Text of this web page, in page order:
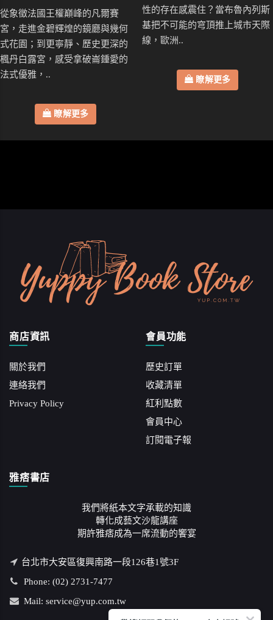
從象徵法國王權巔峰的凡爾賽
宮，走進金碧輝煌的鏡廳與幾何
式花園；到更寧靜、歷史更深的
楓丹白露宮，感受拿破崙鍾愛的
法式優雅，..
瞭解更多
性的存在感震住？當布魯內列斯
基把不可能的穹頂推上城市天際
線，歐洲..
瞭解更多
商店資訊
關於我們
連絡我們
Privacy Policy
會員功能
歷史訂單
收藏清單
紅利點數
會員中心
訂閱電子報
雅痞書店
我們將紙本文字承載的知識
轉化成藝文沙龍講座
期許雅痞成為一席流動的饗宴
台北市大安區復興南路一段126巷1號3F
Phone: (02) 2731-7477
Mail: service@yup.com.tw